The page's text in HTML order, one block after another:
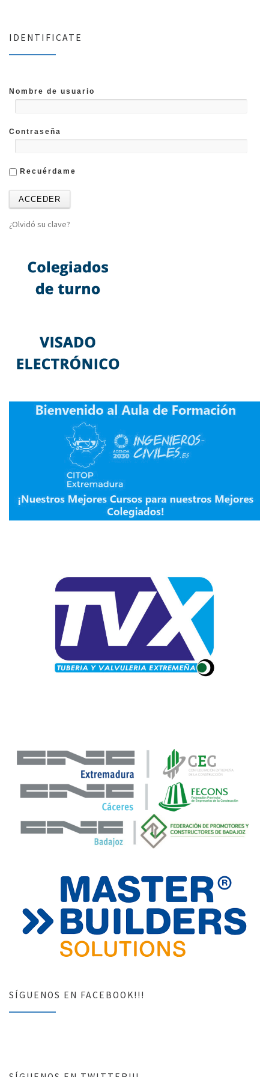
IDENTIFICATE
Nombre de usuario
Contraseña
Recuérdame
¿Olvidó su clave?
SÍGUENOS EN FACEBOOK!!!